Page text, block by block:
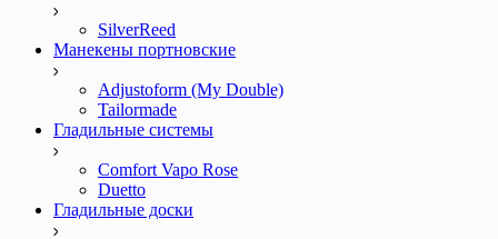
SilverReed
Манекены портновские
Adjustoform (My Double)
Tailormade
Гладильные системы
Comfort Vapo Rose
Duetto
Гладильные доски